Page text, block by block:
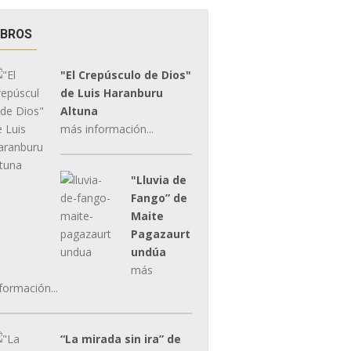
"El Crepúsculo de Dios"
de Luis Haranburu
Altuna
más información...
"Lluvia de
Fango” de
Maite
Pagazaurt
undúa
más
“La mirada sin ira” de